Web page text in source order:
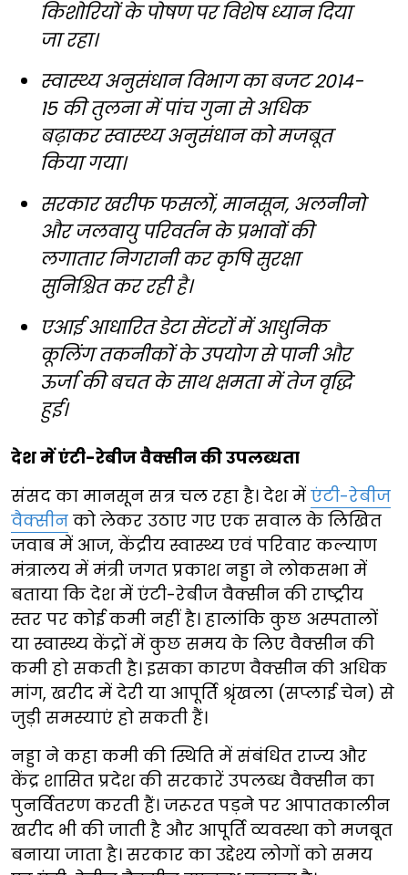
किशोरियों के पोषण पर विशेष ध्यान दिया
जा रहा।
स्वास्थ्य अनुसंधान विभाग का बजट 2014-
15 की तुलना में पांच गुना से अधिक
बढ़ाकर स्वास्थ्य अनुसंधान को मजबूत
किया गया।
सरकार खरीफ फसलों, मानसून, अलनीनो
और जलवायु परिवर्तन के प्रभावों की
लगातार निगरानी कर कृषि सुरक्षा
सुनिश्चित कर रही है।
एआई आधारित डेटा सेंटरों में आधुनिक
कूलिंग तकनीकों के उपयोग से पानी और
ऊर्जा की बचत के साथ क्षमता में तेज वृद्धि
हुई।
देश में एंटी-रेबीज वैक्सीन की उपलब्धता
संसद का मानसून सत्र चल रहा है। देश में एंटी-रेबीज
वैक्सीन को लेकर उठाए गए एक सवाल के लिखित
जवाब में आज, केंद्रीय स्वास्थ्य एवं परिवार कल्याण
मंत्रालय में मंत्री जगत प्रकाश नड्डा ने लोकसभा में
बताया कि देश में एंटी-रेबीज वैक्सीन की राष्ट्रीय
स्तर पर कोई कमी नहीं है। हालांकि कुछ अस्पतालों
या स्वास्थ्य केंद्रों में कुछ समय के लिए वैक्सीन की
कमी हो सकती है। इसका कारण वैक्सीन की अधिक
मांग, खरीद में देरी या आपूर्ति श्रृंखला (सप्लाई चेन) से
जुड़ी समस्याएं हो सकती हैं।
नड्डा ने कहा कमी की स्थिति में संबंधित राज्य और
केंद्र शासित प्रदेश की सरकारें उपलब्ध वैक्सीन का
पुनर्वितरण करती हैं। जरूरत पड़ने पर आपातकालीन
खरीद भी की जाती है और आपूर्ति व्यवस्था को मजबूत
बनाया जाता है। सरकार का उद्देश्य लोगों को समय